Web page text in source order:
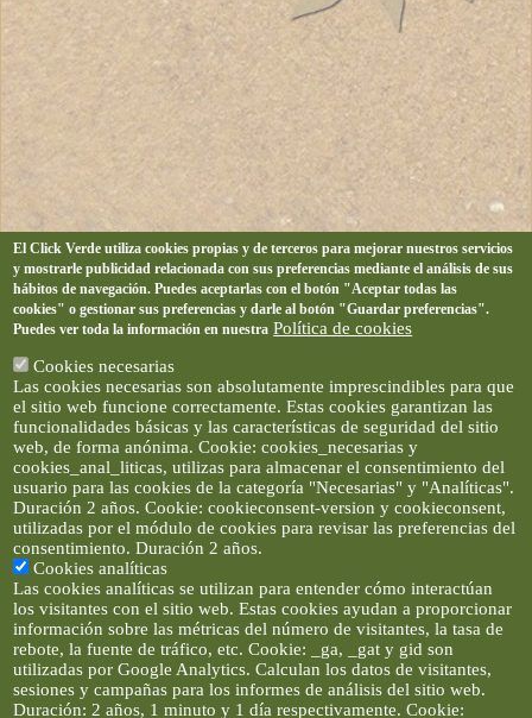
El Click Verde utiliza cookies propias y de terceros para mejorar nuestros servicios
y mostrarle publicidad relacionada con sus preferencias mediante el análisis de sus
hábitos de navegación. Puedes aceptarlas con el botón "Aceptar todas las
cookies" o gestionar sus preferencias y darle al botón "Guardar preferencias".
Puedes ver toda la información en nuestra Política de cookies
Cookies necesarias
Las cookies necesarias son absolutamente imprescindibles para que
el sitio web funcione correctamente. Estas cookies garantizan las
funcionalidades básicas y las características de seguridad del sitio
web, de forma anónima. Cookie: cookies_necesarias y
cookies_anal_liticas, utilizas para almacenar el consentimiento del
usuario para las cookies de la categoría "Necesarias" y "Analíticas".
Duración 2 años. Cookie: cookieconsent-version y cookieconsent,
utilizadas por el módulo de cookies para revisar las preferencias del
consentimiento. Duración 2 años.
Cookies analíticas
Las cookies analíticas se utilizan para entender cómo interactúan
los visitantes con el sitio web. Estas cookies ayudan a proporcionar
información sobre las métricas del número de visitantes, la tasa de
rebote, la fuente de tráfico, etc. Cookie: _ga, _gat y gid son
utilizadas por Google Analytics. Calculan los datos de visitantes,
sesiones y campañas para los informes de análisis del sitio web.
Duración: 2 años, 1 minuto y 1 día respectivamente. Cookie: